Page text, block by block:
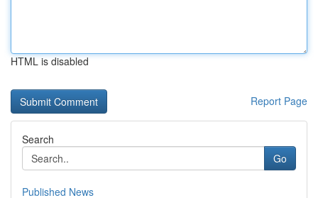
HTML is disabled
Report Page
Search
Go
Published News